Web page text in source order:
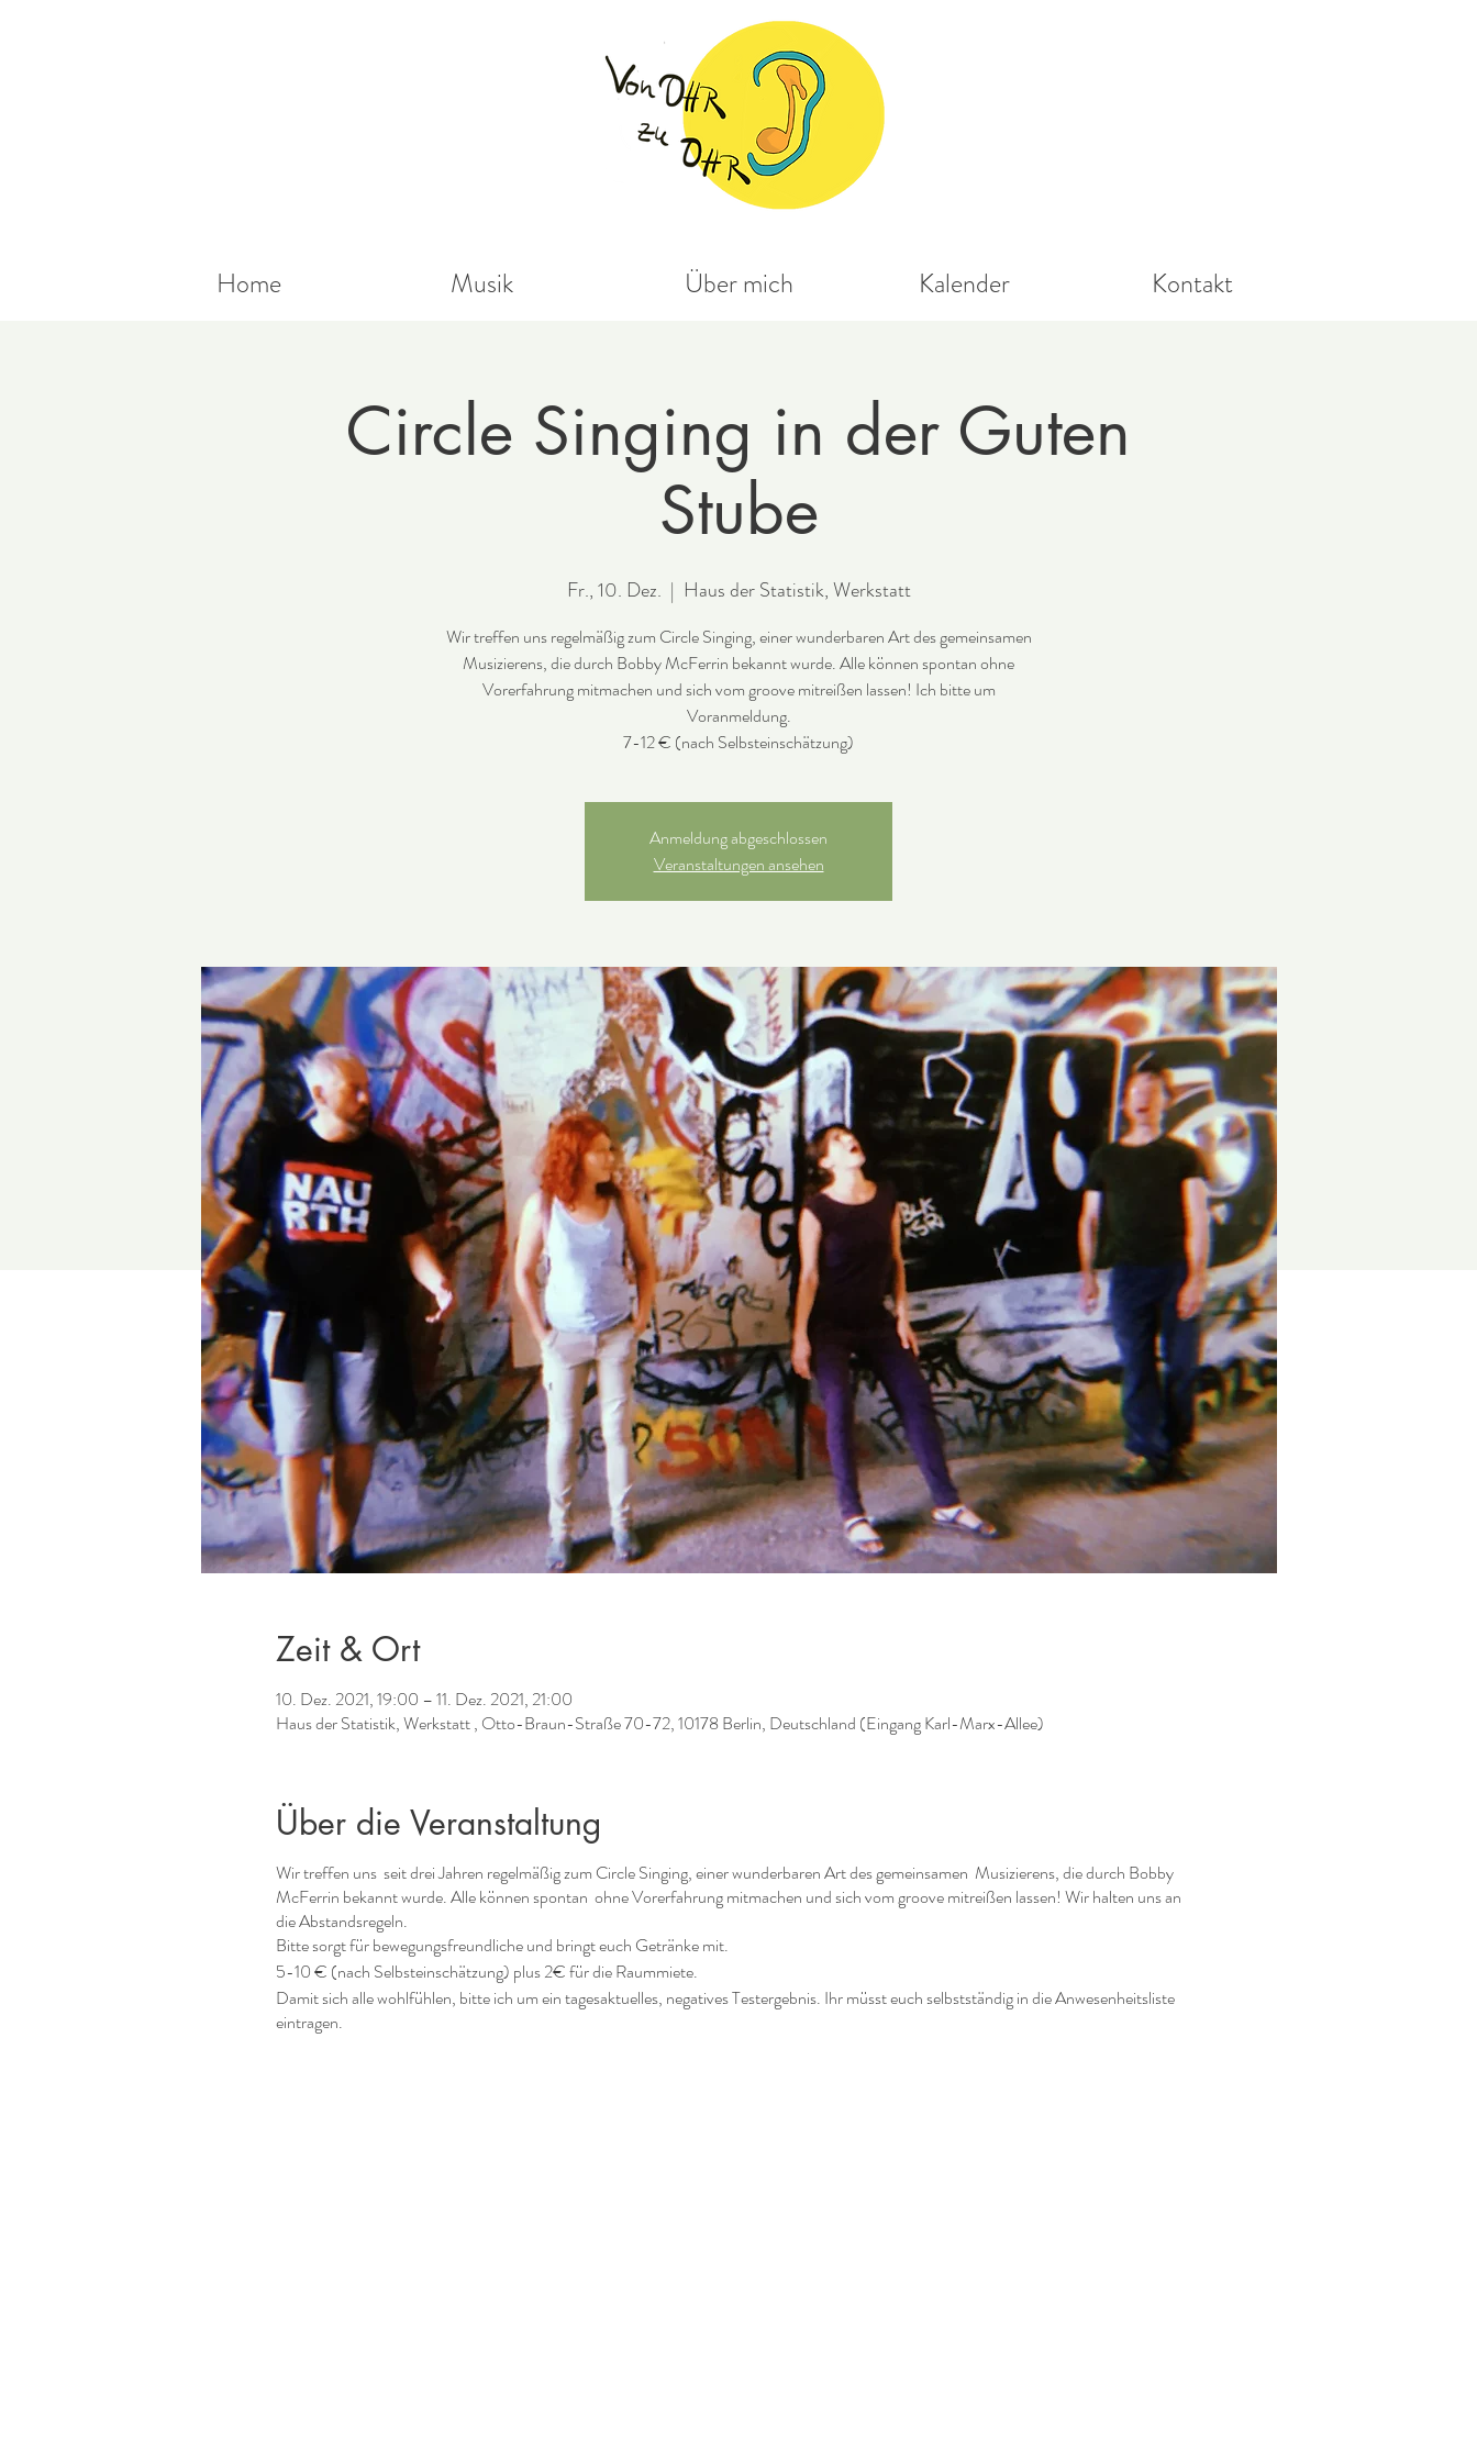
Home Musik Über mich Kalender Kontakt
Circle Singing in der Guten
Stube
Fr., 10. Dez.
  |
Haus der Statistik, Werkstatt
Wir treffen uns regelmäßig zum Circle Singing, einer wunderbaren Art des gemeinsamen
Musizierens, die durch Bobby McFerrin bekannt wurde. Alle können spontan ohne
Vorerfahrung mitmachen und sich vom groove mitreißen lassen! Ich bitte um
Voranmeldung.
Anmeldung abgeschlossen
Veranstaltungen ansehen
Zeit & Ort
10. Dez. 2021, 19:00 – 11. Dez. 2021, 21:00
Haus der Statistik, Werkstatt , Otto-Braun-Straße 70-72, 10178 Berlin, Deutschland (Eingang Karl-Marx-Allee)
Über die Veranstaltung
Wir treffen uns seit drei Jahren regelmäßig zum Circle Singing, einer wunderbaren Art des gemeinsamen Musizierens, die durch Bobby
McFerrin bekannt wurde. Alle können spontan ohne Vorerfahrung mitmachen und sich vom groove mitreißen lassen! Wir halten uns an
die Abstandsregeln.
Bitte sorgt für bewegungsfreundliche und bringt euch Getränke mit.
5-10 € (nach Selbsteinschätzung) plus 2€ für die Raummiete.
Damit sich alle wohlfühlen, bitte ich um ein tagesaktuelles, negatives Testergebnis. Ihr müsst euch selbstständig in die Anwesenheitsliste
eintragen.